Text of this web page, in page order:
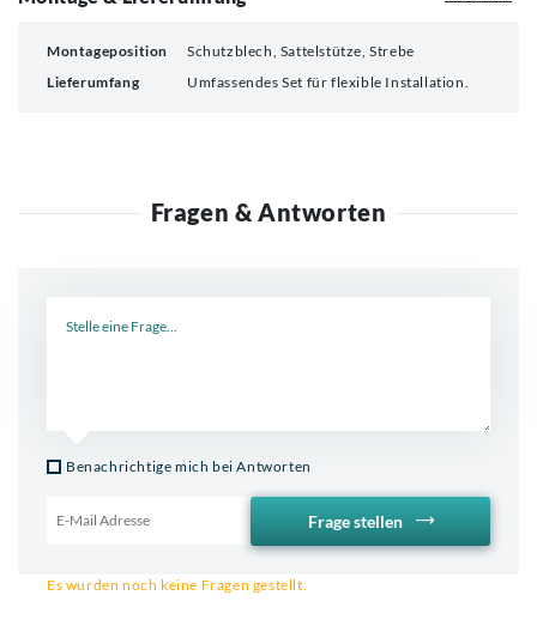
Montageposition
Schutzblech, Sattelstütze, Strebe
Lieferumfang
Umfassendes Set für flexible Installation.
Fragen & Antworten
Benachrichtige mich bei Antworten
Frage stellen
Es wurden noch keine Fragen gestellt.